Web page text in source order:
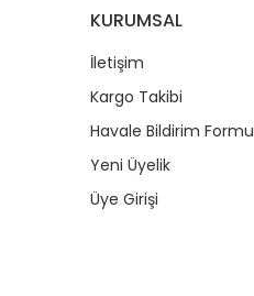
KURUMSAL
İletişim
Kargo Takibi
Havale Bildirim Formu
Yeni Üyelik
Üye Girişi